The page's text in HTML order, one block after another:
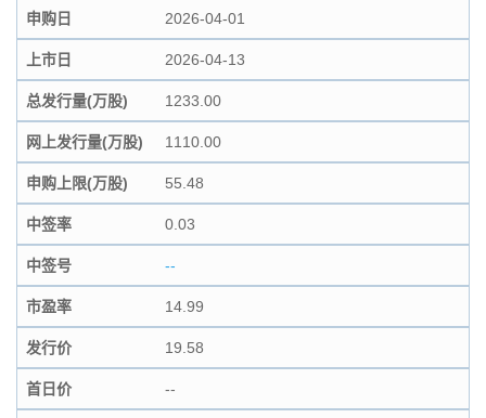
申购日 2026-04-01
上市日 2026-04-13
总发行量(万股) 1233.00
网上发行量(万股) 1110.00
申购上限(万股) 55.48
中签率 0.03
中签号 --
市盈率 14.99
发行价 19.58
首日价 --